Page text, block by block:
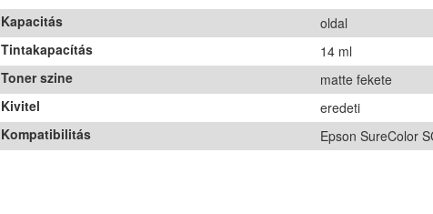
Kapacitás
oldal
Tintakapacítás
14 ml
Toner szine
matte fekete
Kivitel
eredeti
Kompatibilitás
Epson SureColor